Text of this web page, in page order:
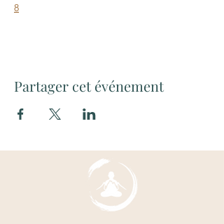
8
Partager cet événement